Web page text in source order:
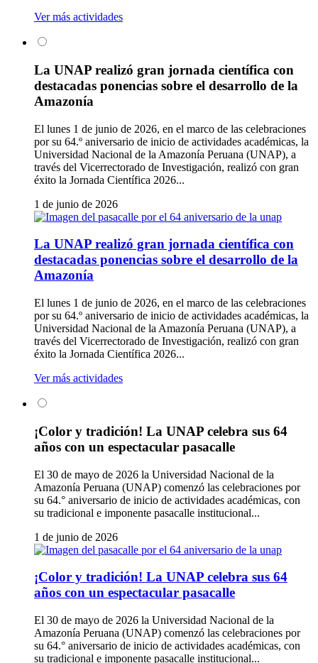
Ver más actividades
La UNAP realizó gran jornada científica con
destacadas ponencias sobre el desarrollo de la
Amazonía
El lunes 1 de junio de 2026, en el marco de las celebraciones
por su 64.º aniversario de inicio de actividades académicas, la
Universidad Nacional de la Amazonía Peruana (UNAP), a
través del Vicerrectorado de Investigación, realizó con gran
éxito la Jornada Científica 2026...
1 de junio de 2026
La UNAP realizó gran jornada científica con
destacadas ponencias sobre el desarrollo de la
Amazonía
El lunes 1 de junio de 2026, en el marco de las celebraciones
por su 64.º aniversario de inicio de actividades académicas, la
Universidad Nacional de la Amazonía Peruana (UNAP), a
través del Vicerrectorado de Investigación, realizó con gran
éxito la Jornada Científica 2026...
Ver más actividades
¡Color y tradición! La UNAP celebra sus 64
años con un espectacular pasacalle
El 30 de mayo de 2026 la Universidad Nacional de la
Amazonía Peruana (UNAP) comenzó las celebraciones por
su 64.° aniversario de inicio de actividades académicas, con
su tradicional e imponente pasacalle institucional...
1 de junio de 2026
¡Color y tradición! La UNAP celebra sus 64
años con un espectacular pasacalle
El 30 de mayo de 2026 la Universidad Nacional de la
Amazonía Peruana (UNAP) comenzó las celebraciones por
su 64.° aniversario de inicio de actividades académicas, con
su tradicional e imponente pasacalle institucional...